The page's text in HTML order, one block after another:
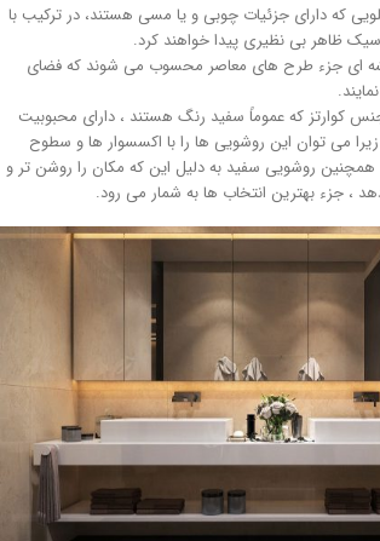
که دارای جزئیات چوبی و یا مسی هستند، در ترکیب با
ظاهر بی نظیری پیدا خواهند کرد.
ای جزء طرح های معاصر محسوب می شوند که فضای
کوارتز که عموماً سفید رنگ هستند ، دارای محبوبیت
می توان این روشویی ها را با اکسسوار ها و سطوح
روشویی سفید به دلیل این که مکان را روشن تر و
، جزء بهترین انتخاب ها به شمار می رود.